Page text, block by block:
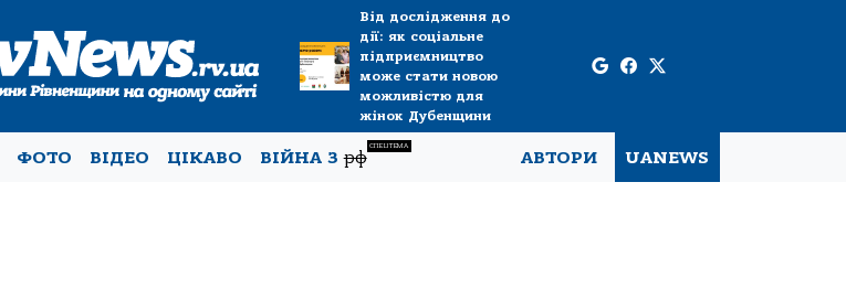
Від дослідження до
дії: як соціальне
підприємництво
може стати новою
можливістю для
жінок Дубенщини
ФОТО ВІДЕО ЦІКАВО ВІЙНА Зрф
СПЕЦТЕМА
АВТОРИ UANEWS